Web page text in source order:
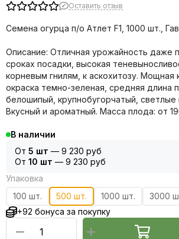
Оставить отзыв
Семена огурца п/о Атлет F1, 1000 шт.,
Описание: Отличная урожайность даже
сроках посадки, высокая
корневым гнилям, к аскохитозу. Мощная
окраска темно-зеленая, средняя длина
белошипый, крупнобугорчатый, светлые
Вкусный и ароматный. Масса плода: от
В наличии
От 5 шт — 9 230 руб
От 10 шт — 9 230 руб
Упаковка
100 шт.
500 шт. 1000 шт.
3000
+92 бонуса за покупку